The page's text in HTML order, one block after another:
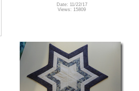
Date: 11/22/17
Views: 15809